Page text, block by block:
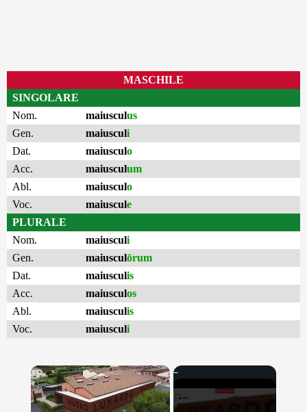
MASCHILE
SINGOLARE
Nom.
maiusculus
Gen.
maiusculi
Dat.
maiusculo
Acc.
maiusculum
Abl.
maiusculo
Voc.
maiuscule
PLURALE
Nom.
maiusculi
Gen.
maiusculōrum
Dat.
maiusculis
Acc.
maiusculos
Abl.
maiusculis
Voc.
maiusculi
×